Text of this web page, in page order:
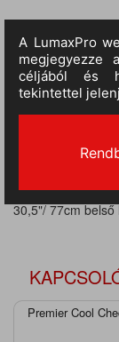
Anyaga: 65%
kockás: 195g/
gumírozott
30,5"/ 77cm
Premier Cool